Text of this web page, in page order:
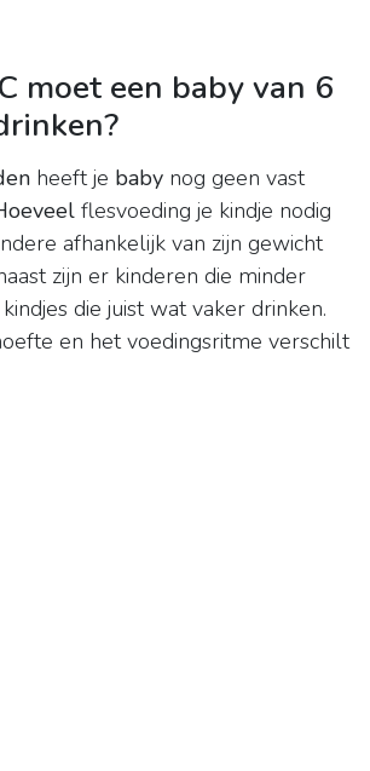
moet een baby van 6
heeft je baby nog geen vast
flesvoeding je kindje nodig
afhankelijk van zijn gewicht
zijn er kinderen die minder
die juist wat vaker drinken.
en het voedingsritme verschilt